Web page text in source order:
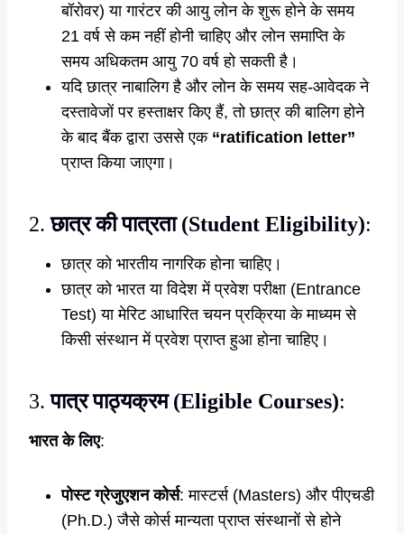
बॉरोवर) या गारंटर की आयु लोन के शुरू होने के समय
21 वर्ष से कम नहीं होनी चाहिए और लोन समाप्ति के
समय अधिकतम आयु 70 वर्ष हो सकती है।
यदि छात्र नाबालिग है और लोन के समय सह-आवेदक ने
दस्तावेजों पर हस्ताक्षर किए हैं, तो छात्र की बालिग होने
के बाद बैंक द्वारा उससे एक “ratification letter”
प्राप्त किया जाएगा।
2.छात्र की पात्रता (Student Eligibility):
छात्र को भारतीय नागरिक होना चाहिए।
छात्र को भारत या विदेश में प्रवेश परीक्षा (Entrance
Test) या मेरिट आधारित चयन प्रक्रिया के माध्यम से
किसी संस्थान में प्रवेश प्राप्त हुआ होना चाहिए।
3.पात्र पाठ्यक्रम (Eligible Courses):
भारत के लिए:
पोस्ट ग्रेजुएशन कोर्स: मास्टर्स (Masters) और पीएचडी
(Ph.D.) जैसे कोर्स मान्यता प्राप्त संस्थानों से होने